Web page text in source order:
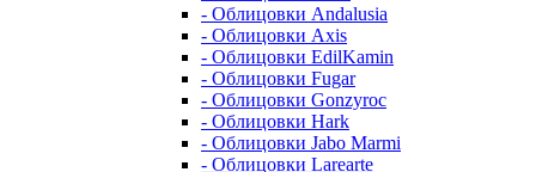
- Облицовки Andalusia
- Облицовки Axis
- Облицовки EdilKamin
- Облицовки Fugar
- Облицовки Gonzyroc
- Облицовки Hark
- Облицовки Jabo Marmi
- Облицовки Larearte